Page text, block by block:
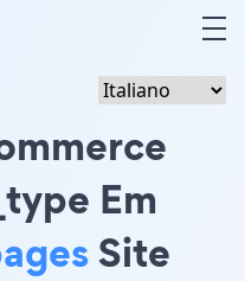
Em
Site